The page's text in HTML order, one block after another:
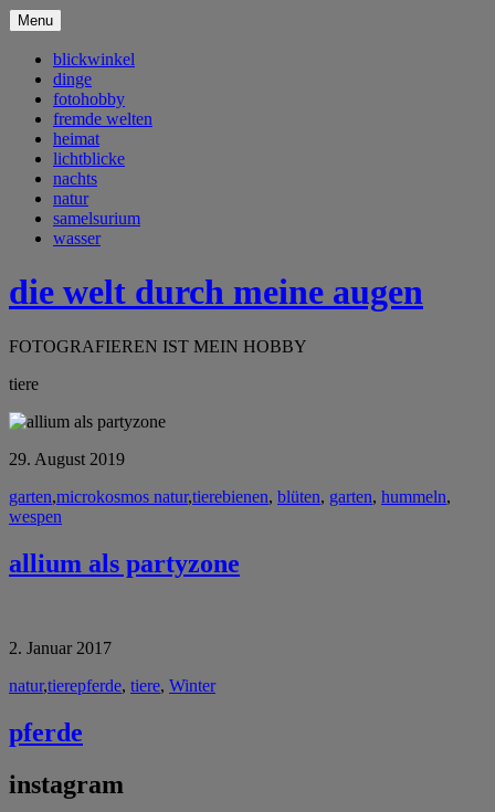
Menu
blickwinkel
dinge
fotohobby
fremde welten
heimat
lichtblicke
nachts
natur
samelsurium
wasser
die welt durch meine augen
FOTOGRAFIEREN IST MEIN HOBBY
tiere
29. August 2019
garten,microkosmos natur,tierebienen, blüten, garten, hummeln,
wespen
allium als partyzone
2. Januar 2017
natur,tierepferde, tiere, Winter
pferde
instagram